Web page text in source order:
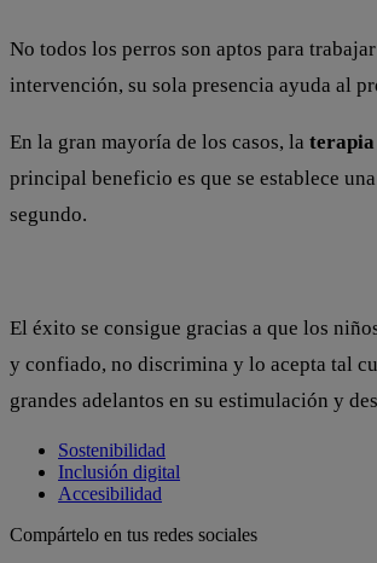
No todos los perros son aptos para
intervención, su sola presencia ayuda al
En la gran mayoría de los casos, la terapia
principal beneficio es que se establece
segundo.
El éxito se consigue gracias a que los
y confiado, no discrimina y lo acepta tal
grandes adelantos en su estimulación y
Sostenibilidad
Inclusión digital
Accesibilidad
Compártelo en tus redes sociales